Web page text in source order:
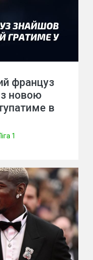
француз
з новою
в
1